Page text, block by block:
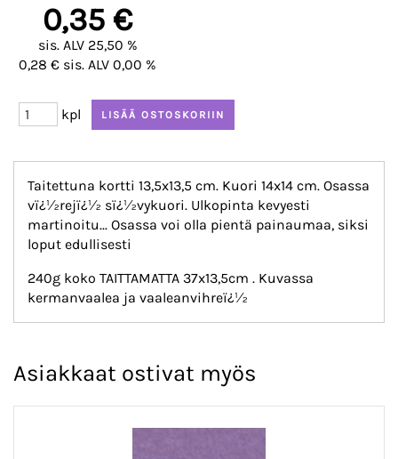
0,35 €
sis. ALV 25,50 %
0,28 € sis. ALV 0,00 %
kpl
Taitettuna kortti 13,5x13,5 cm. Kuori 14x14 cm. Osassa
vï¿½rejï¿½ sï¿½vykuori. Ulkopinta kevyesti
martinoitu... Osassa voi olla pientä painaumaa, siksi
loput edullisesti
240g koko TAITTAMATTA 37x13,5cm . Kuvassa
kermanvaalea ja vaaleanvihreï¿½
Asiakkaat ostivat myös